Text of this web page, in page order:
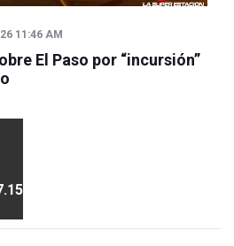
11:46 AM
El Paso por “incursión”